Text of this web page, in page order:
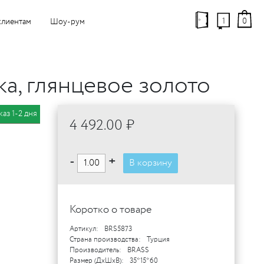
Шоу-рум 1 0
глянцевое золото
1-2 дня
4 492.00 ₽
- + В корзину
Коротко о товаре
Артикул:
BRS5873
Страна производства:
Турция
Производитель:
BRASS
Размер (ДхШхВ):
35*15*60